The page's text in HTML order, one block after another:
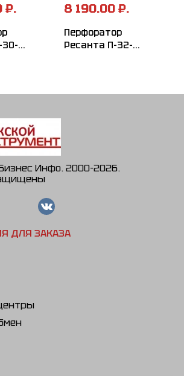
₽.
30-
8 190.00 ₽.
Перфоратор
Ресанта П-32-
Инфо. 2000-2026.
ДЛЯ ЗАКАЗА